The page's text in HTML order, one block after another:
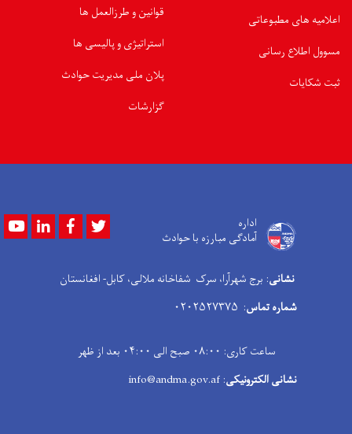
اعلامیه های مطبوعاتی
مسوول اطلاع رسانی
ثبت شکایات
قوانین و طرزالعمل ها
استراتیژی و پالیسی ها
پلان ملی مدیریت حوادث
گزارشات
اداره
آمادگی مبارزه با حوادث
YoutubeLinkedInFacebook
نشانی: برج شهرآرا، سرک شفاخانه ملالی، کابل- افغانستان
شماره تماس: ۰۲۰۲۵۲۷۳۷۵
ساعت کاری: ۰۸:۰۰ صبح الی ۰۴:۰۰ بعد از ظهر
نشانی الکترونیکی: info@andma.gov.af